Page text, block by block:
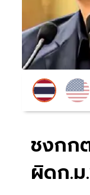
ชงกก
ผิดก.ม